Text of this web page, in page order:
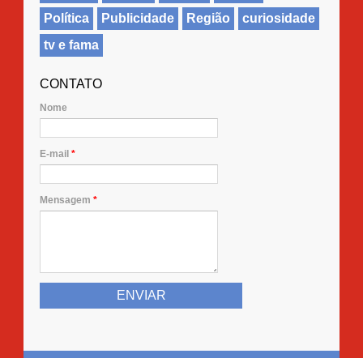
Política
Publicidade Região
curiosidade
tv e fama
CONTATO
Nome
E-mail *
Mensagem *